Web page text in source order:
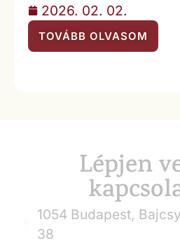
2026. 02. 02.
TOVÁBB OLVASOM
Lépjen
1054 Budapest,
38